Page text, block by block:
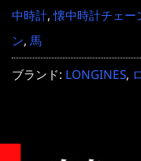
中時計,懐中時計チェー
ン, 馬
ブランド: LONGINES,